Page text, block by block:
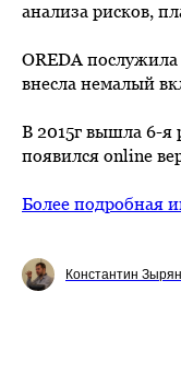
анализа рисков,
OREDA
внесла немалый
В 2015г вышла 6-я
появился online
Более подробная
Константин